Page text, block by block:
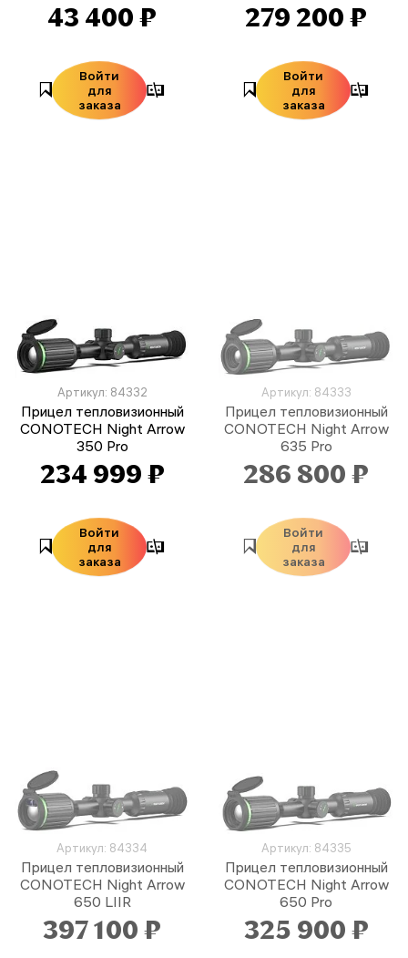
43 400 ₽
Войти
для
заказа
279 200 ₽
Войти
для
заказа
Артикул: 84332
Прицел тепловизионный
CONOTECH Night Arrow
350 Pro
234 999 ₽
Войти
для
заказа
Артикул: 84333
Прицел тепловизионный
CONOTECH Night Arrow
635 Pro
286 800 ₽
Войти
для
заказа
Артикул: 84334
Прицел тепловизионный
CONOTECH Night Arrow
650 LIIR
397 100 ₽
Артикул: 84335
Прицел тепловизионный
CONOTECH Night Arrow
650 Pro
325 900 ₽